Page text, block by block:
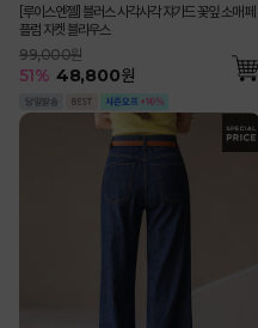
[루이스엔젤] 블러스 사각사각 쟈가드 꽃잎 소매 페
플럼 자켓 블라우스
99,000원
51% 48,800원